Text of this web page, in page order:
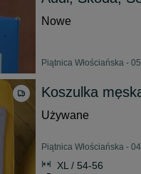
Nowe
Piątnica Włościańska -
Koszulka
Używane
Piątnica Włościańska -
XL / 54-56